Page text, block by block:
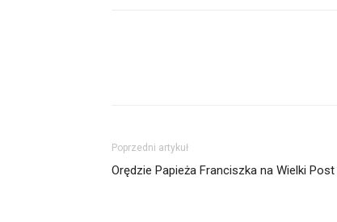
Poprzedni artykuł
Orędzie Papieża Franciszka na Wielki